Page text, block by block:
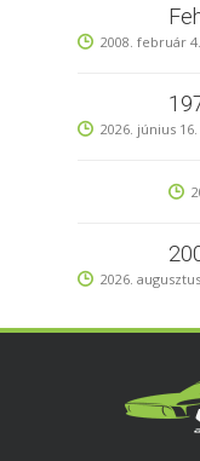
2008. február 4.
2026. június 16.
2026. augusztus